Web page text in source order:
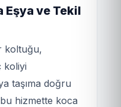
Eşya ve Tekil
koltuğu,
koliyi
taşıma doğru
hizmette koca